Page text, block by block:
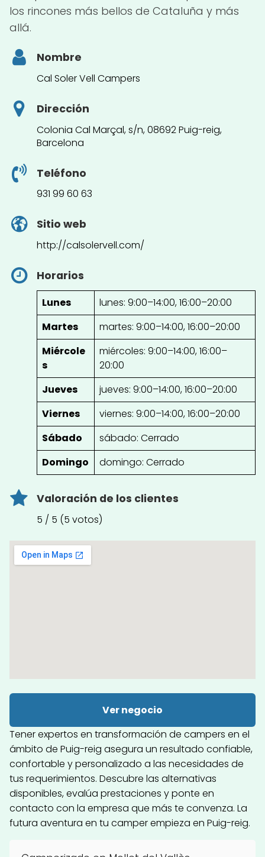
los rincones más bellos de Cataluña y más
allá.
Nombre
Cal Soler Vell Campers
Dirección
Colonia Cal Marçal, s/n, 08692 Puig-reig,
Barcelona
Teléfono
931 99 60 63
Sitio web
http://calsolervell.com/
Horarios
Lunes
lunes: 9:00–14:00, 16:00–20:00
Martes
martes: 9:00–14:00, 16:00–20:00
Miércole
s
miércoles: 9:00–14:00, 16:00–
20:00
Jueves
jueves: 9:00–14:00, 16:00–20:00
Viernes
viernes: 9:00–14:00, 16:00–20:00
Sábado
sábado: Cerrado
Domingo
domingo: Cerrado
Valoración de los clientes
5 / 5 (5 votos)
Ver negocio
Tener expertos en transformación de campers en el
ámbito de Puig-reig asegura un resultado confiable,
confortable y personalizado a las necesidades de
tus requerimientos. Descubre las alternativas
disponibles, evalúa prestaciones y ponte en
contacto con la empresa que más te convenza. La
futura aventura en tu camper empieza en Puig-reig.